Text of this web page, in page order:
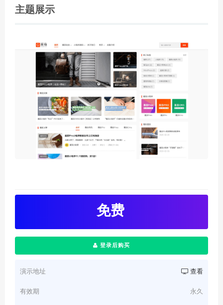
主题展示
免费
登录后购买
演示地址 查看
有效期 永久